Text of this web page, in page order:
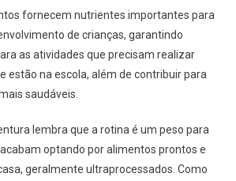
fornecem nutrientes importantes para
de crianças, garantindo
as atividades que precisam realizar
estão na escola, além de contribuir para
saudáveis.
lembra que a rotina é um peso para
optando por alimentos prontos e
geralmente ultraprocessados. Como